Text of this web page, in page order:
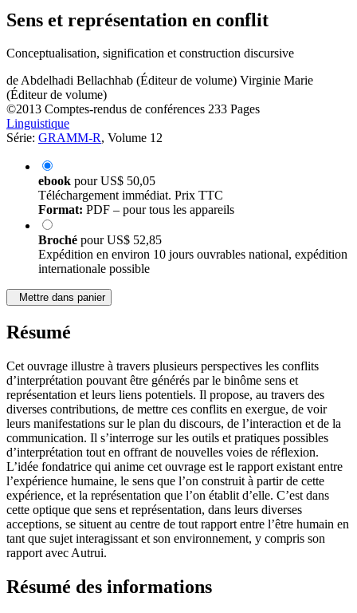
Sens et représentation en conflit
Conceptualisation, signification et construction discursive
deAbdelhadi Bellachhab (Éditeur de volume) Virginie Marie
(Éditeur de volume)
©2013 Comptes-rendus de conférences 233 Pages
Linguistique
Série: GRAMM-R, Volume 12
ebook pourUS$ 50,05
Téléchargement immédiat. Prix TTC
Format: PDF – pour tous les appareils
Broché pourUS$ 52,85
Expédition en environ 10 jours ouvrables national, expédition
internationale possible
Mettre dans panier
Résumé
Cet ouvrage illustre à travers plusieurs perspectives les conflits
d’interprétation pouvant être générés par le binôme sens et
représentation et leurs liens potentiels. Il propose, au travers des
diverses contributions, de mettre ces conflits en exergue, de voir
leurs manifestations sur le plan du discours, de l’interaction et de la
communication. Il s’interroge sur les outils et pratiques possibles
d’interprétation tout en offrant de nouvelles voies de réflexion.
L’idée fondatrice qui anime cet ouvrage est le rapport existant entre
l’expérience humaine, le sens que l’on construit à partir de cette
expérience, et la représentation que l’on établit d’elle. C’est dans
cette optique que sens et représentation, dans leurs diverses
acceptions, se situent au centre de tout rapport entre l’être humain en
tant que sujet interagissant et son environnement, y compris son
rapport avec Autrui.
Résumé des informations